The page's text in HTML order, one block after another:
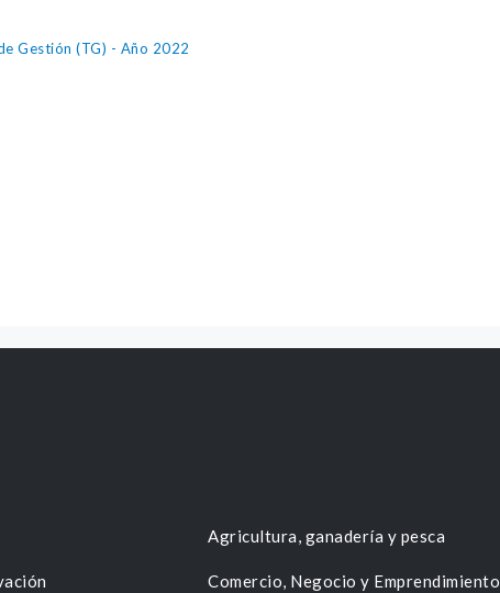
Gestión (TG) - Año 2022
Agricultura, ganadería y pesca
Comercio, Negocio y Emprendimiento